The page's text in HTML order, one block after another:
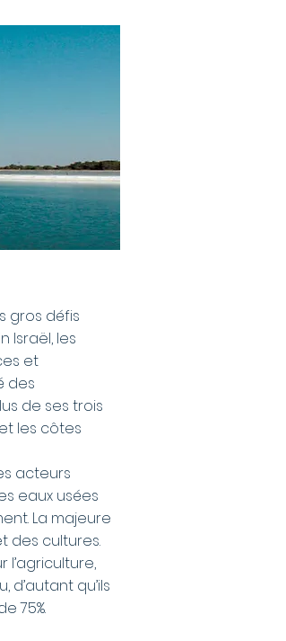
gros défis
Israël, les
et
des
de ses trois
les côtes
acteurs
eaux usées
La majeure
des cultures.
l’agriculture,
d’autant qu’ils
75%.